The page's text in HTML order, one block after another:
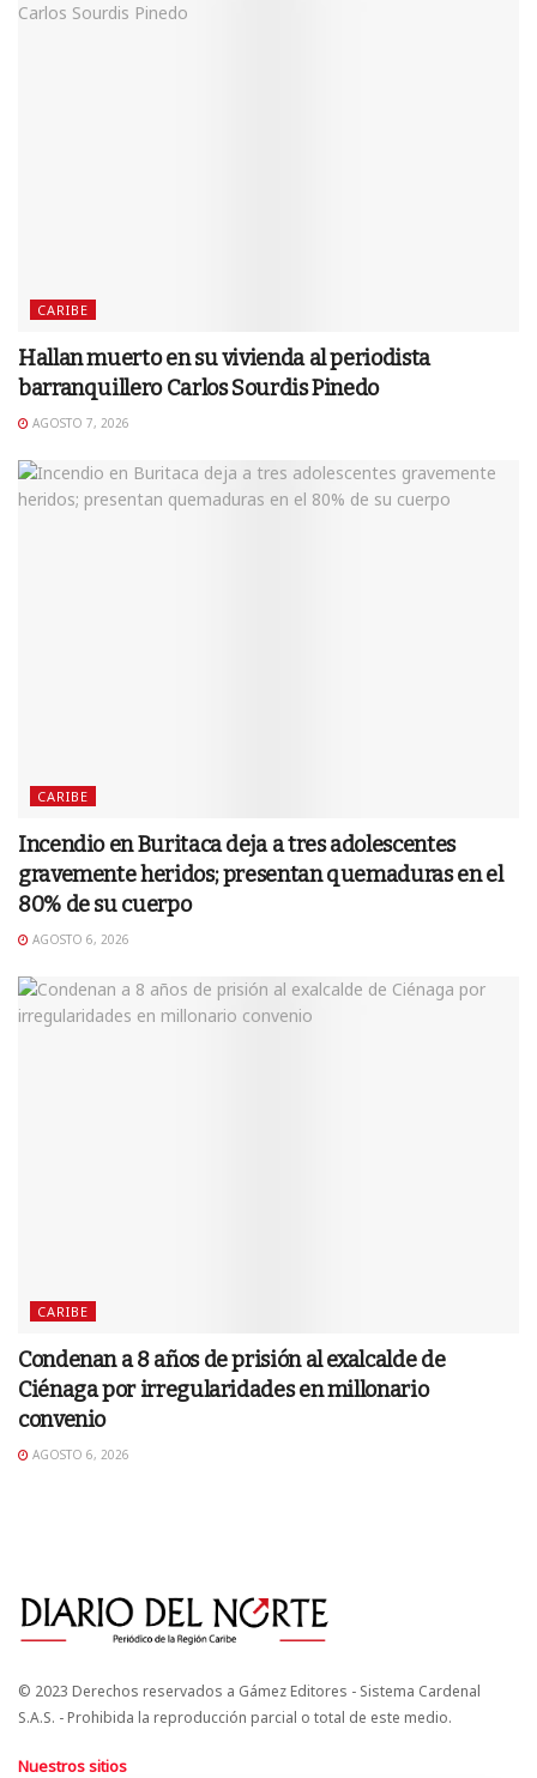
CARIBE
Hallan muerto en su vivienda al periodista
barranquillero Carlos Sourdis Pinedo
AGOSTO 7, 2026
CARIBE
Incendio en Buritaca deja a tres adolescentes
gravemente heridos; presentan quemaduras en el
80% de su cuerpo
AGOSTO 6, 2026
CARIBE
Condenan a 8 años de prisión al exalcalde de
Ciénaga por irregularidades en millonario
convenio
AGOSTO 6, 2026
© 2023 Derechos reservados a Gámez Editores - Sistema Cardenal
S.A.S. - Prohibida la reproducción parcial o total de este medio.
Nuestros sitios